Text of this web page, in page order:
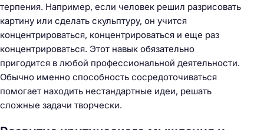
терпения. Например, если человек решил разрисовать
картину или сделать скульптуру, он учится
концентрироваться, концентрироваться и еще раз
концентрироваться. Этот навык обязательно
пригодится в любой профессиональной деятельности.
Обычно именно способность сосредоточиваться
помогает находить нестандартные идеи, решать
сложные задачи творчески.